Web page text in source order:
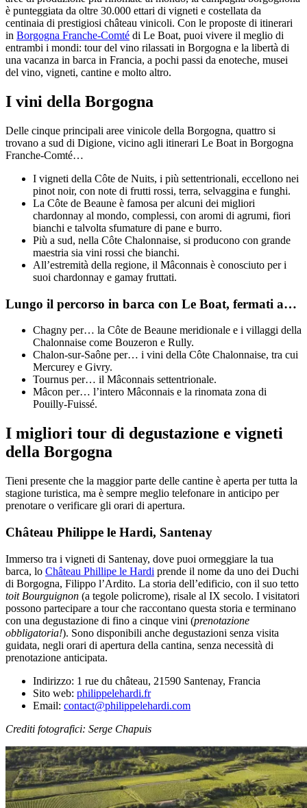
è punteggiata da oltre 30.000 ettari di vigneti e costellata da
centinaia di prestigiosi château vinicoli. Con le proposte di itinerari
in Borgogna Franche-Comté di Le Boat, puoi vivere il meglio di
entrambi i mondi: tour del vino rilassati in Borgogna e la libertà di
una vacanza in barca in Francia, a pochi passi da enoteche, musei
del vino, vigneti, cantine e molto altro.
I vini della Borgogna
Delle cinque principali aree vinicole della Borgogna, quattro si
trovano a sud di Digione, vicino agli itinerari Le Boat in Borgogna
Franche-Comté…
I vigneti della Côte de Nuits, i più settentrionali, eccellono nei
pinot noir, con note di frutti rossi, terra, selvaggina e funghi.
La Côte de Beaune è famosa per alcuni dei migliori
chardonnay al mondo, complessi, con aromi di agrumi, fiori
bianchi e talvolta sfumature di pane e burro.
Più a sud, nella Côte Chalonnaise, si producono con grande
maestria sia vini rossi che bianchi.
All’estremità della regione, il Mâconnais è conosciuto per i
suoi chardonnay e gamay fruttati.
Lungo il percorso in barca con Le Boat, fermati a…
Chagny per… la Côte de Beaune meridionale e i villaggi della
Chalonnaise come Bouzeron e Rully.
Chalon-sur-Saône per… i vini della Côte Chalonnaise, tra cui
Mercurey e Givry.
Tournus per… il Mâconnais settentrionale.
Mâcon per… l’intero Mâconnais e la rinomata zona di
Pouilly-Fuissé.
I migliori tour di degustazione e vigneti
della Borgogna
Tieni presente che la maggior parte delle cantine è aperta per tutta la
stagione turistica, ma è sempre meglio telefonare in anticipo per
prenotare o verificare gli orari di apertura.
Château Philippe le Hardi, Santenay
Immerso tra i vigneti di Santenay, dove puoi ormeggiare la tua
barca, lo Château Phillipe le Hardi prende il nome da uno dei Duchi
di Borgogna, Filippo l’Ardito. La storia dell’edificio, con il suo tetto
toit Bourguignon (a tegole policrome), risale al IX secolo. I visitatori
possono partecipare a tour che raccontano questa storia e terminano
con una degustazione di fino a cinque vini (prenotazione
obbligatoria!). Sono disponibili anche degustazioni senza visita
guidata, negli orari di apertura della cantina, senza necessità di
prenotazione anticipata.
Indirizzo: 1 rue du château, 21590 Santenay, Francia
Sito web: philippelehardi.fr
Email: contact@philippelehardi.com
Crediti fotografici: Serge Chapuis